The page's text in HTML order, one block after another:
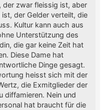
der zwar fleissig ist, aber
der Gelder verteilt, die
Kultur kann auch aus
Unterstützung des
die gar keine Zeit hat
Diese Dame hat
Dinge gesagt.
heisst sich mit der
die Exmitglieder der
diffamieren. Nein und
hat braucht für die